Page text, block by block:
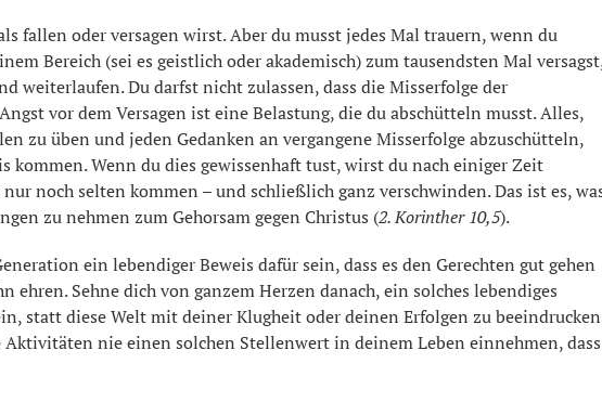
fallen oder versagen wirst. Aber du musst jedes Mal trauern, wenn du
Bereich (sei es geistlich oder akademisch) zum tausendsten Mal
weiterlaufen. Du darfst nicht zulassen, dass die Misserfolge der
vor dem Versagen ist eine Belastung, die du abschütteln musst. Alles,
zu üben und jeden Gedanken an vergangene Misserfolge abzuschütteln,
kommen. Wenn du dies gewissenhaft tust, wirst du nach einiger Zeit
noch selten kommen – und schließlich ganz verschwinden. Das ist es,
zu nehmen zum Gehorsam gegen Christus (2. Korinther 10,5).
ein lebendiger Beweis dafür sein, dass es den Gerechten gut gehen
ehren. Sehne dich von ganzem Herzen danach, ein solches lebendiges
statt diese Welt mit deiner Klugheit oder deinen Erfolgen zu
Aktivitäten nie einen solchen Stellenwert in deinem Leben einnehmen, dass